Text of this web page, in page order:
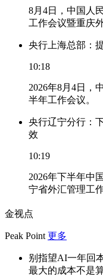
8月4日，中国人
工作会议暨重庆
央行上海总部：
10:18
2026年8月4日，
半年工作会议。
央行辽宁分行：
效
10:19
2026年下半年中
宁省外汇管理工
金视点
Peak Point 更多
别指望AI一年回
最大的成本不是